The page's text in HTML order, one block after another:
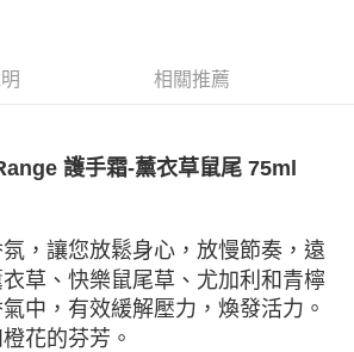
相關推薦
護手霜-薰衣草鼠尾 75ml
，讓您放鬆身心，放慢節奏，遠
草、快樂鼠尾草、尤加利和青檸
中，有效緩解壓力，煥發活力。
花的芬芳。